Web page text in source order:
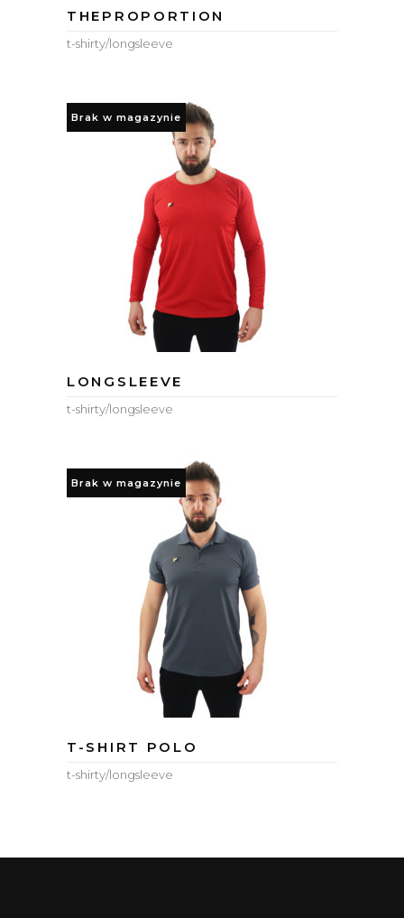
THEPROPORTION
t-shirty/longsleeve
Brak w magazynie
LONGSLEEVE
t-shirty/longsleeve
Brak w magazynie
T-SHIRT POLO
t-shirty/longsleeve